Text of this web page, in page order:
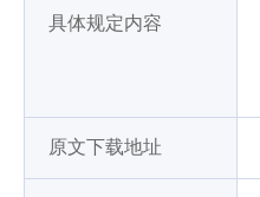
具体规定内容
原文下载地址